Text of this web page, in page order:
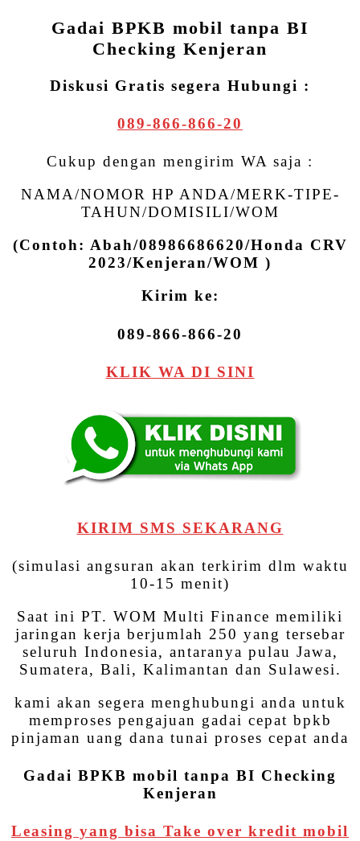
Gadai BPKB mobil tanpa BI
Checking Kenjeran
Diskusi Gratis segera Hubungi :
089-866-866-20
Cukup dengan mengirim WA saja :
NAMA/NOMOR HP ANDA/MERK-TIPE-
TAHUN/DOMISILI/WOM
(Contoh: Abah/08986686620/Honda CRV
2023/Kenjeran/WOM )
Kirim ke:
089-866-866-20
KLIK WA DI SINI
KIRIM SMS SEKARANG
(simulasi angsuran akan terkirim dlm waktu
10-15 menit)
Saat ini PT. WOM Multi Finance memiliki
jaringan kerja berjumlah 250 yang tersebar
seluruh Indonesia, antaranya pulau Jawa,
Sumatera, Bali, Kalimantan dan Sulawesi.
kami akan segera menghubungi anda untuk
memproses pengajuan gadai cepat bpkb
pinjaman uang dana tunai proses cepat anda
Gadai BPKB mobil tanpa BI Checking
Kenjeran
Leasing yang bisa Take over kredit mobil